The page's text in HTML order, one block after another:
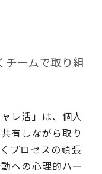
チームで取り組
レ活」は、個人
有しながら取り
プロセスの頑張
への心理的ハー